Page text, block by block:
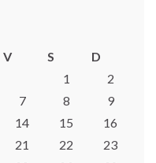
V S
D
1
2
7 8
9
14 15
16
21 22
23